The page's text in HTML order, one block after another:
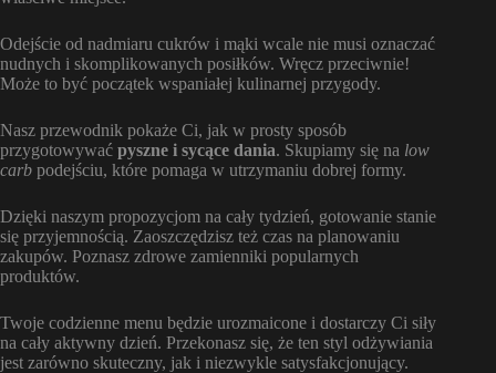
Odejście od nadmiaru cukrów i mąki wcale nie musi oznaczać
nudnych i skomplikowanych posiłków. Wręcz przeciwnie!
Może to być początek wspaniałej kulinarnej przygody.
Nasz przewodnik pokaże Ci, jak w prosty sposób
przygotowywać pyszne i sycące dania. Skupiamy się na low
carb podejściu, które pomaga w utrzymaniu dobrej formy.
Dzięki naszym propozycjom na cały tydzień, gotowanie stanie
się przyjemnością. Zaoszczędzisz też czas na planowaniu
zakupów. Poznasz zdrowe zamienniki popularnych
produktów.
Twoje codzienne menu będzie urozmaicone i dostarczy Ci siły
na cały aktywny dzień. Przekonasz się, że ten styl odżywiania
jest zarówno skuteczny, jak i niezwykle satysfakcjonujący.